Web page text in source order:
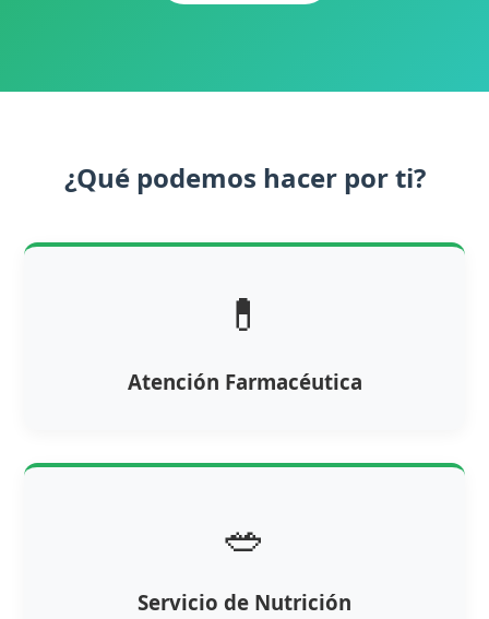
¿Qué podemos hacer por ti?
💊
Atención Farmacéutica
🥗
Servicio de Nutrición